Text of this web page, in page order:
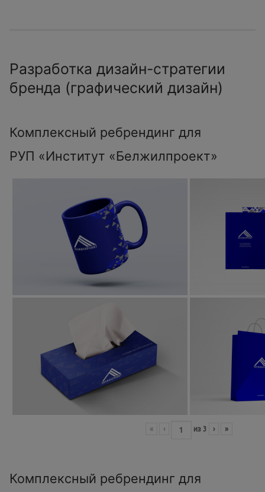
Разработка дизайн-стратегии
бренда (графический дизайн)
Комплексный ребрендинг для
РУП «Институт «Белжилпроект»
« ‹ из 3 › »
Комплексный ребрендинг для